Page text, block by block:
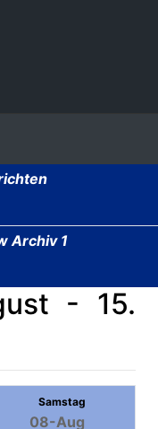
Archiv 1
- 15.
Samstag
08-Aug